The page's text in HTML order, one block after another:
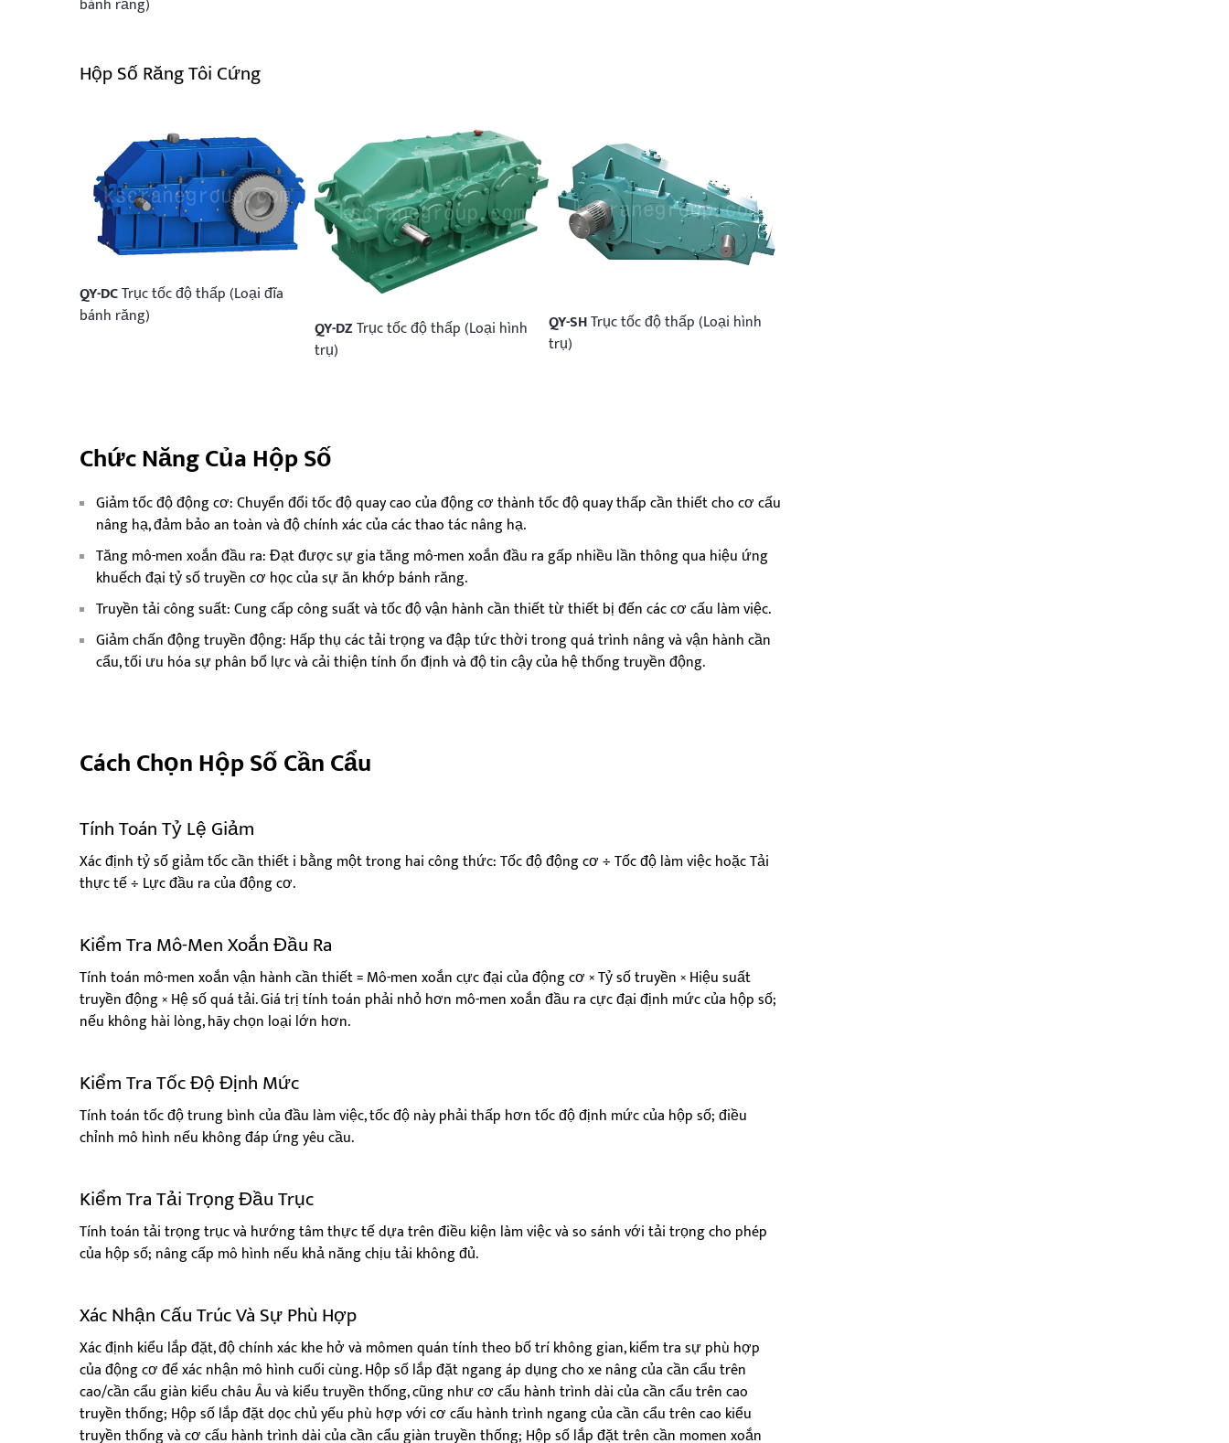
bánh răng)
Hộp Số Răng Tôi Cứng
QY-DCTrục tốc độ thấp (Loại đĩa
bánh răng)
QY-DZTrục tốc độ thấp (Loại hình
trụ)
QY-SHTrục tốc độ thấp (Loại hình
trụ)
Chức Năng Của Hộp Số
Giảm tốc độ động cơ: Chuyển đổi tốc độ quay cao của động cơ thành tốc độ quay thấp cần thiết cho cơ cấu
nâng hạ, đảm bảo an toàn và độ chính xác của các thao tác nâng hạ.
Tăng mô-men xoắn đầu ra: Đạt được sự gia tăng mô-men xoắn đầu ra gấp nhiều lần thông qua hiệu ứng
khuếch đại tỷ số truyền cơ học của sự ăn khớp bánh răng.
Truyền tải công suất: Cung cấp công suất và tốc độ vận hành cần thiết từ thiết bị đến các cơ cấu làm việc.
Giảm chấn động truyền động: Hấp thụ các tải trọng va đập tức thời trong quá trình nâng và vận hành cần
cẩu, tối ưu hóa sự phân bổ lực và cải thiện tính ổn định và độ tin cậy của hệ thống truyền động.
Cách Chọn Hộp Số Cần Cẩu
Tính Toán Tỷ Lệ Giảm
Xác định tỷ số giảm tốc cần thiết i bằng một trong hai công thức: Tốc độ động cơ ÷ Tốc độ làm việc hoặc Tải
thực tế ÷ Lực đầu ra của động cơ.
Kiểm Tra Mô-Men Xoắn Đầu Ra
Tính toán mô-men xoắn vận hành cần thiết = Mô-men xoắn cực đại của động cơ × Tỷ số truyền × Hiệu suất
truyền động × Hệ số quá tải. Giá trị tính toán phải nhỏ hơn mô-men xoắn đầu ra cực đại định mức của hộp số;
nếu không hài lòng, hãy chọn loại lớn hơn.
Kiểm Tra Tốc Độ Định Mức
Tính toán tốc độ trung bình của đầu làm việc, tốc độ này phải thấp hơn tốc độ định mức của hộp số; điều
chỉnh mô hình nếu không đáp ứng yêu cầu.
Kiểm Tra Tải Trọng Đầu Trục
Tính toán tải trọng trục và hướng tâm thực tế dựa trên điều kiện làm việc và so sánh với tải trọng cho phép
của hộp số; nâng cấp mô hình nếu khả năng chịu tải không đủ.
Xác Nhận Cấu Trúc Và Sự Phù Hợp
Xác định kiểu lắp đặt, độ chính xác khe hở và mômen quán tính theo bố trí không gian, kiểm tra sự phù hợp
của động cơ để xác nhận mô hình cuối cùng. Hộp số lắp đặt ngang áp dụng cho xe nâng của cần cẩu trên
cao/cần cẩu giàn kiểu châu Âu và kiểu truyền thống, cũng như cơ cấu hành trình dài của cần cẩu trên cao
truyền thống; Hộp số lắp đặt dọc chủ yếu phù hợp với cơ cấu hành trình ngang của cần cẩu trên cao kiểu
truyền thống và cơ cấu hành trình dài của cần cẩu giàn truyền thống; Hộp số lắp đặt trên cần momen xoắn